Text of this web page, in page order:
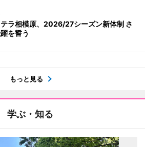
テラ相模原、2026/27シーズン新体制 さ
を誓う
もっと見る
学ぶ・知る